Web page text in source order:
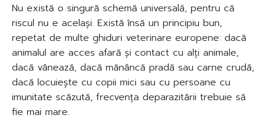
Nu există o singură schemă universală, pentru că
riscul nu e același. Există însă un principiu bun,
repetat de multe ghiduri veterinare europene: dacă
animalul are acces afară și contact cu alți animale,
dacă vânează, dacă mănâncă pradă sau carne crudă,
dacă locuiește cu copii mici sau cu persoane cu
imunitate scăzută, frecvența deparazitării trebuie să
fie mai mare.